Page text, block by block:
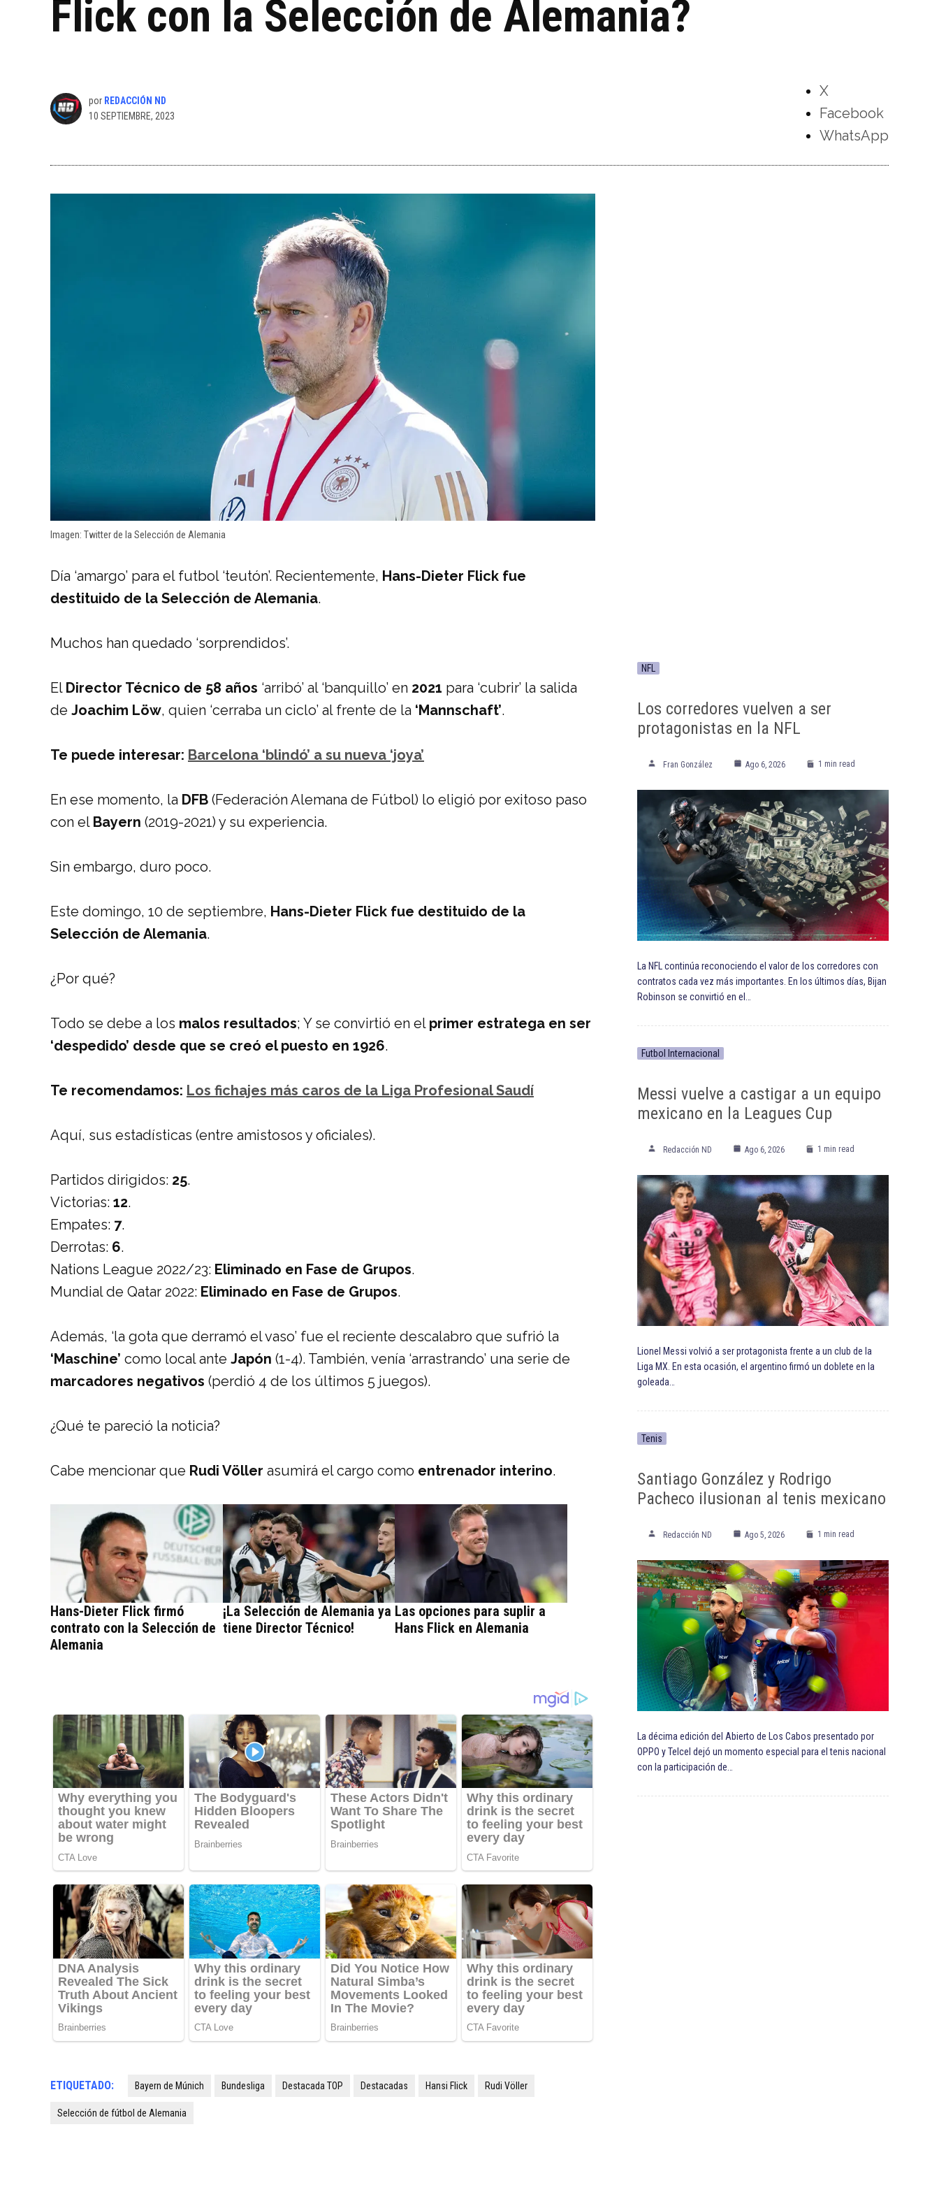
Flick con la Selección de Alemania?
por REDACCIÓN ND
10 SEPTIEMBRE, 2023
X
Facebook
WhatsApp
Imagen: Twitter de la Selección de Alemania
Día ‘amargo’ para el futbol ‘teutón’. Recientemente, Hans-Dieter Flick fue
destituido de la Selección de Alemania.
Muchos han quedado ‘sorprendidos’.
El Director Técnico de 58 años ‘arribó’ al ‘banquillo’ en 2021 para ‘cubrir’ la salida
de Joachim Löw, quien ‘cerraba un ciclo’ al frente de la ‘Mannschaft’.
Te puede interesar: Barcelona ‘blindó’ a su nueva ‘joya’
En ese momento, la DFB (Federación Alemana de Fútbol) lo eligió por exitoso paso
con el Bayern (2019-2021) y su experiencia.
Sin embargo, duro poco.
Este domingo, 10 de septiembre, Hans-Dieter Flick fue destituido de la
Selección de Alemania.
¿Por qué?
Todo se debe a los malos resultados; Y se convirtió en el primer estratega en ser
‘despedido’ desde que se creó el puesto en 1926.
Te recomendamos: Los fichajes más caros de la Liga Profesional Saudí
Aquí, sus estadísticas (entre amistosos y oficiales).
Partidos dirigidos: 25.
Victorias: 12.
Empates: 7.
Derrotas: 6.
Nations League 2022/23: Eliminado en Fase de Grupos.
Mundial de Qatar 2022: Eliminado en Fase de Grupos.
Además, ‘la gota que derramó el vaso’ fue el reciente descalabro que sufrió la
‘Maschine’ como local ante Japón (1-4). También, venía ‘arrastrando’ una serie de
marcadores negativos (perdió 4 de los últimos 5 juegos).
¿Qué te pareció la noticia?
Cabe mencionar que Rudi Völler asumirá el cargo como entrenador interino.
Hans-Dieter Flick firmó
contrato con la Selección de
Alemania
¡La Selección de Alemania ya
tiene Director Técnico!
Las opciones para suplir a
Hans Flick en Alemania
ETIQUETADO: Bayern de Múnich Bundesliga Destacada TOP Destacadas Hansi Flick Rudi Völler
Selección de fútbol de Alemania
NFL
Los corredores vuelven a ser
protagonistas en la NFL
Fran González Ago 6, 2026 1 min read
La NFL continúa reconociendo el valor de los corredores con
contratos cada vez más importantes. En los últimos días, Bijan
Robinson se convirtió en el…
Futbol Internacional
Messi vuelve a castigar a un equipo
mexicano en la Leagues Cup
Redacción ND Ago 6, 2026 1 min read
Lionel Messi volvió a ser protagonista frente a un club de la
Liga MX. En esta ocasión, el argentino firmó un doblete en la
goleada…
Tenis
Santiago González y Rodrigo
Pacheco ilusionan al tenis mexicano
Redacción ND Ago 5, 2026 1 min read
La décima edición del Abierto de Los Cabos presentado por
OPPO y Telcel dejó un momento especial para el tenis nacional
con la participación de…